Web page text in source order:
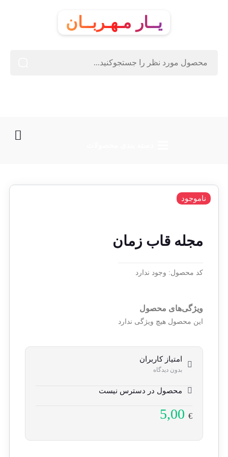
یــار مـهـربــان
مجله قاب زمان
کد محصول: وجود ندارد
ویژگی‌های محصول
این محصول هیچ ویژگی ندارد
امتیاز کاربران
بدون دیدگاه
محصول در دسترس نیست
5,00€
ناموجود